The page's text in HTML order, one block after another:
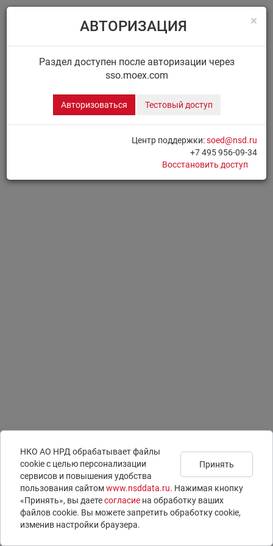
Menu
ДИСК.СООБЩЕНИЯ
×
АВТОРИЗАЦИЯ
Раздел доступен после авторизации через
sso.moex.com
Авторизоваться Тестовый доступ
Центр поддержки:soed@nsd.ru
+7 495 956-09-34
Восстановить доступ
Принять
НКО АО НРД обрабатывает файлы
сookie с целью персонализации
сервисов и повышения удобства
пользования сайтомwww.nsddata.ru. Нажимая кнопку
«Принять», вы даетесогласие на обработку ваших
файлов cookie. Вы можете запретить обработку сookie,
изменив настройки браузера.
Документы
Юридическая информация
Контакты
Вопросы и ответы
Раскрытие информации
ISIN-коды
LEI-коды
E-voting – электронное голосование
Подписаться на